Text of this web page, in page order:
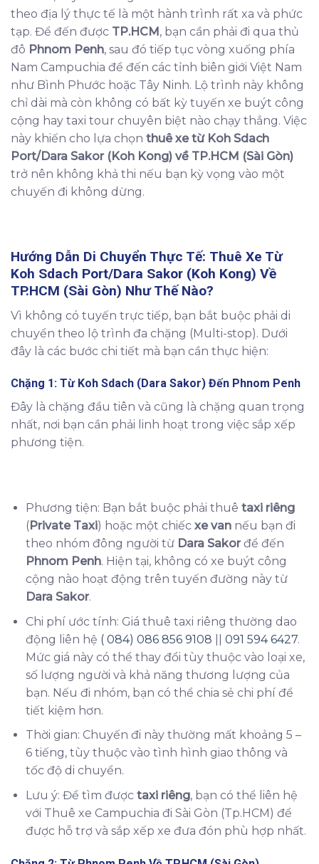
theo địa lý thực tế là một hành trình rất xa và phức
tạp. Để đến được TP.HCM , bạn cần phải đi qua thủ
đô Phnom Penh, sau đó tiếp tục vòng xuống phía
Nam Campuchia để đến các tỉnh biên giới Việt Nam
như Bình Phước hoặc Tây Ninh. Lộ trình này không
chỉ dài mà còn không có bất kỳ tuyến xe buýt công
cộng hay taxi tour chuyên biệt nào chạy thẳng. Việc
này khiến cho lựa chọn thuê xe từ Koh Sdach
Port/Dara Sakor (Koh Kong) về TP.HCM (Sài Gòn)
trở nên không khả thi nếu bạn kỳ vọng vào một
chuyến đi không dừng.
Hướng Dẫn Di Chuyển Thực Tế: Thuê Xe Từ
Koh Sdach Port/Dara Sakor (Koh Kong) Về
TP.HCM (Sài Gòn) Như Thế Nào?
Vì không có tuyến trực tiếp, bạn bắt buộc phải di
chuyển theo lộ trình đa chặng (Multi-stop). Dưới
đây là các bước chi tiết mà bạn cần thực hiện:
Chặng 1: Từ Koh Sdach (Dara Sakor) Đến Phnom Penh
Đây là chặng đầu tiên và cũng là chặng quan trọng
nhất, nơi bạn cần phải linh hoạt trong việc sắp xếp
phương tiện.
Phương tiện: Bạn bắt buộc phải thuê taxi riêng
(Private Taxi) hoặc một chiếc xe vannếu bạn đi
theo nhóm đông người từ Dara Sakorđể đến
Phnom Penh. Hiện tại, không có xe buýt công
cộng nào hoạt động trên tuyến đường này từ
Dara Sakor.
Chi phí ước tính: Giá thuê taxi riêng thường dao
động liên hệ ( 084) 086 856 9108 091 594 6427.
Mức giá này có thể thay đổi tùy thuộc vào loại xe,
số lượng người và khả năng thương lượng của
bạn. Nếu đi nhóm, bạn có thể chia sẻ chi phí để
tiết kiệm hơn.
Thời gian: Chuyến đi này thường mất khoảng 5 –
6 tiếng, tùy thuộc vào tình hình giao thông và
tốc độ di chuyển.
Lưu ý: Để tìm được taxi riêng, bạn có thể liên hệ
với Thuê xe Campuchia đi Sài Gòn (Tp.HCM) để
được hỗ trợ và sắp xếp xe đưa đón phù hợp nhất.